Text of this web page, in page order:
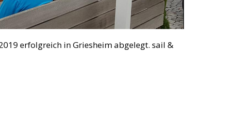
erfolgreich in Griesheim abgelegt. sail &